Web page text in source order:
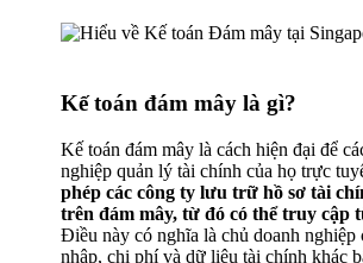
Kế toán đám mây là gì?
Kế toán đám mây là cách hiện đại để
nghiệp quản lý tài chính của họ trực
phép các công ty lưu trữ hồ sơ tài
trên đám mây, từ đó có thể truy cập
Điều này có nghĩa là chủ doanh nghiệp
nhập, chi phí và dữ liệu tài chính khác